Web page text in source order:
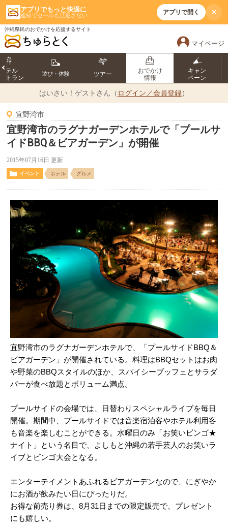
アプリでもっと快適に
通知でセールも見逃さない アプリで開く ×
沖縄県民のおでかけを応援するサイト
マイページ
ホテル
トラン
遊び・体験 ツアー
おでかけ
情報
キャン
ペーン
はいさい！ ゲストさん（ ログイン／会員登録）
宜野湾市
宜野湾市のラグナガーデンホテルで「プールサ
イドBBQ＆ビアガーデン」が開催
2015年07月16日 更新
イベント ホテル グルメ
宜野湾市のラグナガーデンホテルで、「プールサイドBBQ＆
ビアガーデン」が開催されている。料理はBBQセットはお肉
や野菜のBBQスタイルのほか、スパイシーブッフェとサラダ
バーが食べ放題とボリューム満点。
プールサイドの会場では、日替わりスペシャルライブを毎日
開催。期間中、プールサイドでは音楽宿泊客やホテル利用客
も音楽を楽しむことができる。水曜日のみ「お笑いビンゴ★
ナイト」という名目で、よしもと沖縄の若手芸人のお笑いラ
イブとビンゴ大会となる。
エンターテイメントあふれるビアガーデンなので、にぎやか
にお酒が飲みたい日にぴったりだ。
お得な前売り券は、8月31日までの限定販売で、プレゼント
にも嬉しい。